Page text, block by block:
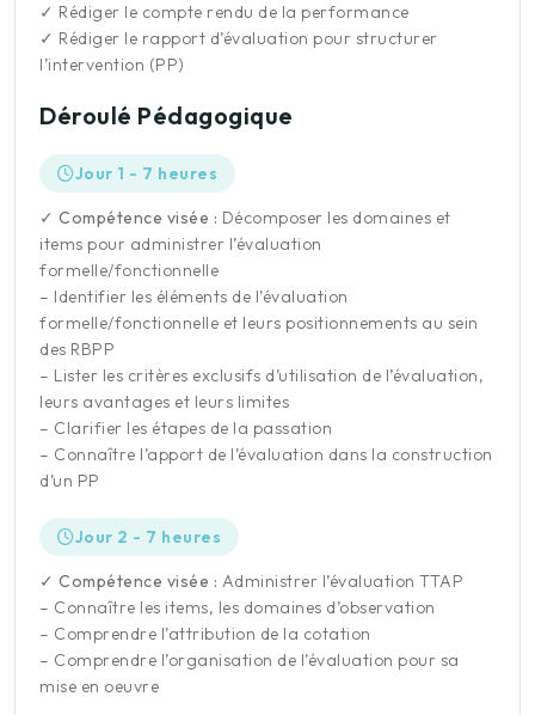
✓ Rédiger le compte rendu de la performance
✓ Rédiger le rapport d’évaluation pour structurer
l’intervention (PP)
Déroulé Pédagogique
Jour 1 - 7 heures
✓ Compétence visée : Décomposer les domaines et
items pour administrer l’évaluation
formelle/fonctionnelle
– Identifier les éléments de l’évaluation
formelle/fonctionnelle et leurs positionnements au sein
des RBPP
– Lister les critères exclusifs d’utilisation de l’évaluation,
leurs avantages et leurs limites
– Clarifier les étapes de la passation
– Connaître l’apport de l’évaluation dans la construction
d’un PP
Jour 2 - 7 heures
✓ Compétence visée : Administrer l’évaluation TTAP
– Connaître les items, les domaines d’observation
– Comprendre l’attribution de la cotation
– Comprendre l’organisation de l’évaluation pour sa
mise en oeuvre